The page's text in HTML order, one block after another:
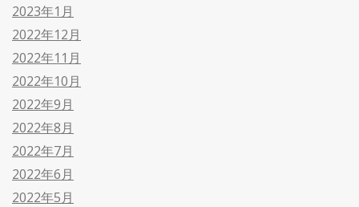
2023年1月
2022年12月
2022年11月
2022年10月
2022年9月
2022年8月
2022年7月
2022年6月
2022年5月